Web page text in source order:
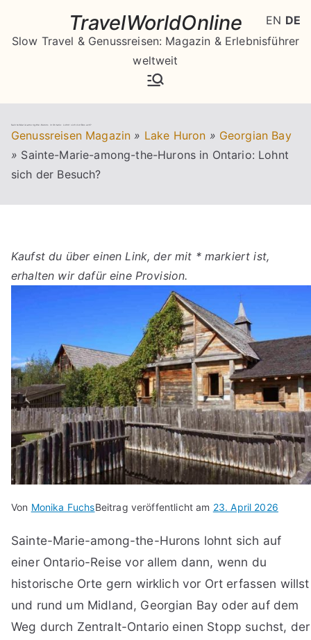
springen
TravelWorldOnline
Slow Travel & Genussreisen: Magazin & Erlebnisführer
weltweit
Sainte-Marie-among-the-Hurons in Ontario: Lohnt sich der Besuch?
Genussreisen Magazin » Lake Huron » Georgian Bay
» Sainte-Marie-among-the-Hurons in Ontario: Lohnt
sich der Besuch?
Kaufst du über einen Link, der mit * markiert ist,
erhalten wir dafür eine Provision.
Von Monika FuchsBeitrag veröffentlicht am 23. April 2026
Sainte-Marie-among-the-Hurons lohnt sich auf
einer Ontario-Reise vor allem dann, wenn du
historische Orte gern wirklich vor Ort erfassen willst
und rund um Midland, Georgian Bay oder auf dem
Weg durch Zentralt-Ontario einen Stopp suchst, der
EN DE